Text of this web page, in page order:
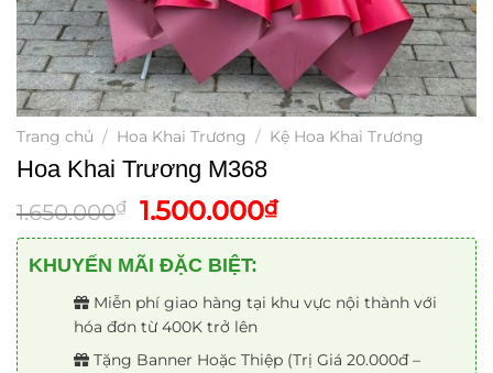
Trang chủ / Hoa Khai Trương / Kệ Hoa Khai Trương
Hoa Khai Trương M368
1.650.000₫
Giá
gốc
là:
1.650.000₫.
1.500.000₫Giá
hiện
là:
1.500.000₫.
KHUYẾN MÃI ĐẶC BIỆT:
Miễn phí giao hàng tại khu vực nội thành với
hóa đơn từ 400K trở lên
Tặng Banner Hoặc Thiệp (Trị Giá 20.000đ –